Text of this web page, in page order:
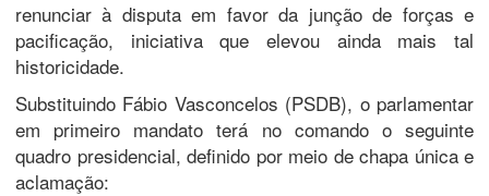
renunciar à disputa em favor da junção de forças e
pacificação, iniciativa que elevou ainda mais tal
historicidade.
Substituindo Fábio Vasconcelos (PSDB), o parlamentar
em primeiro mandato terá no comando o seguinte
quadro presidencial, definido por meio de chapa única e
aclamação: